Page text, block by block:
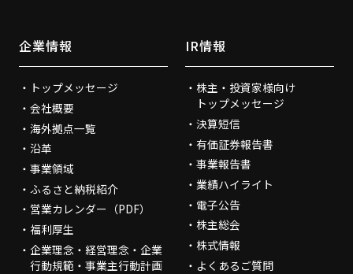
企業情報
トップメッセージ
会社概要
海外拠点一覧
沿革
事業領域
ふるさと納税紹介
営業カレンダー（PDF）
福利厚生
企業理念・経営理念・企業
行動規範・事業主行動計画
IR情報
株主・投資家様向け
トップメッセージ
決算短信
有価証券報告書
事業報告書
業績ハイライト
電子公告
株主総会
株式情報
よくあるご質問